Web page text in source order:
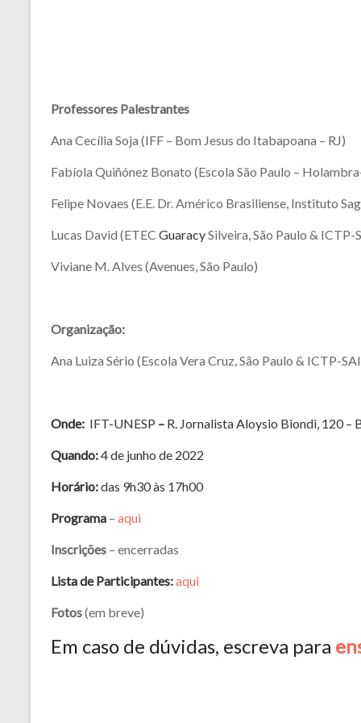
Professores Palestrantes
Ana Cecília Soja (IFF – Bom Jesus do Itabapoana – RJ)
Fabíola Quiñónez Bonato (Escola São Paulo –
Felipe Novaes (E.E. Dr. Américo Brasiliense, Instituto
Lucas David (ETEC GuaracySilveira, São Paulo & ICTP-
Viviane M. Alves (Avenues, São Paulo)
Organização:
Ana Luiza Sério (Escola Vera Cruz, São Paulo & ICTP-
Onde: IFT-UNESP – R. Jornalista Aloysio Biondi, 120 –
Quando:4 de junho de 2022
Horário:das 9h30 às 17h00
Programa – aqui
Inscrições – encerradas
Lista de Participantes:aqui
Fotos(em breve)
Em caso de dúvidas, escreva para